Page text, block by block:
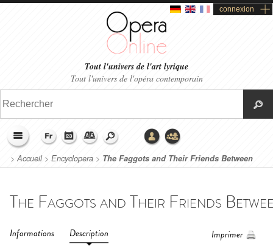
connexion
Tout l'univers de l'art lyrique
Tout l'univers de l'opéra contemporain
>Accueil> Encyclopera > The Faggots and Their Friends Between
Revolutions - Bregenzer Festspiele (2023)
Informations Description Imprimer